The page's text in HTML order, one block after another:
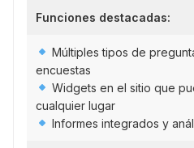
Funciones destacadas:
Múltiples tipos de
encuestas
Widgets en el sitio que
cualquier lugar
Informes integrados y